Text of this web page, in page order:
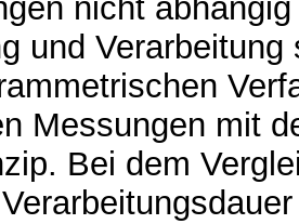
nicht
und
Messungen mit
Bei dem